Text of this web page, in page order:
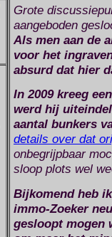
Grote
aangeboden
Als men aan de
voor het
absurd dat hier
In 2009 kreeg
werd hij
aantal bunkers
details over dat
onbegrijpbaar
sloop plots wel
Bijkomend heb
immo-Zoeker
gesloopt mogen